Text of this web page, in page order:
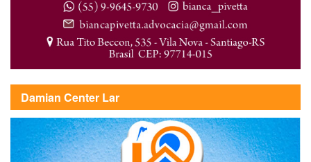
Damian Center Lar